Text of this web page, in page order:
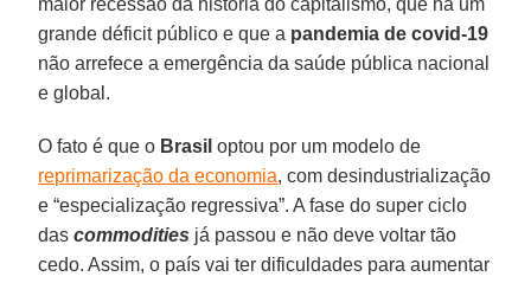
maior recessão da história do capitalismo, que há um
grande déficit público e que a pandemia de covid-19
não arrefece a emergência da saúde pública nacional
e global.
O fato é que o Brasil optou por um modelo de
reprimarização da economia, com desindustrialização
e “especialização regressiva”. A fase do super ciclo
dascommodities já passou e não deve voltar tão
cedo. Assim, o país vai ter dificuldades para aumentar